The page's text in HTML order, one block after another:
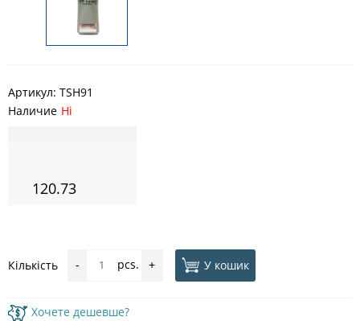
Артикул: TSH91
Наличие Ні
120.73
Кількість - pcs. + У кошик
Хочете дешевше?